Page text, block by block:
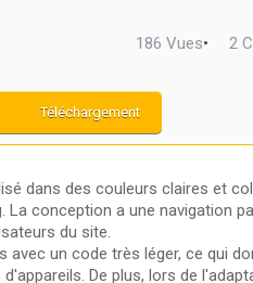
186 Vues• 2
Téléchargement
dans des couleurs claires et
conception a une navigation
du site.
un code très léger, ce qui
De plus, lors de